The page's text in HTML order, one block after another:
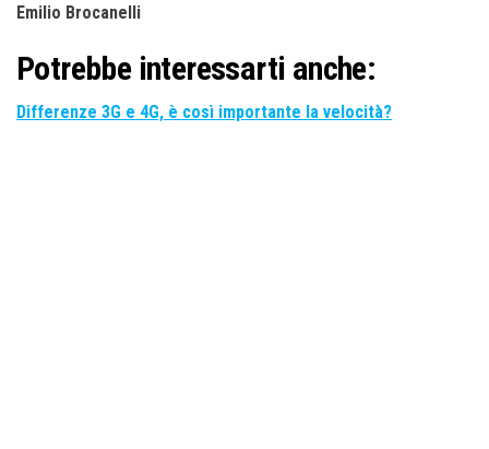
Emilio Brocanelli
Potrebbe interessarti anche:
Differenze 3G e 4G, è così importante la velocità?